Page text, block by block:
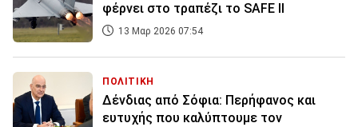
φέρνει στο τραπέζι το SAFE II
13 Μαρ 2026 07:54
ΠΟΛΙΤΙΚΗ
Δένδιας από Σόφια: Περήφανος και
ευτυχής που καλύπτουμε τον